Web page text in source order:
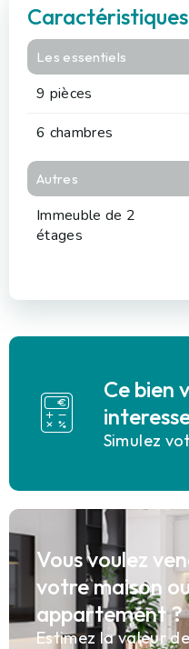
Les essentiels
9 pièces
6 chambres
Autres
Immeuble de 2
étages
Ce bien
Simulez
Vous voulez
votre maison
appartement ?
Estimez la valeur